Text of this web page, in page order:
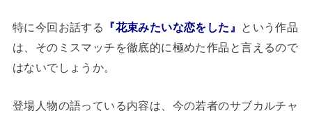
特に今回お話する 『花束みたいな恋をした』
という作品
は、そのミスマッチを徹底的に極めた作品と言えるので
はないでしょうか。
登場人物の語っている内容は、今の若者のサブカルチャ